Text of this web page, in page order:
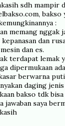
sdh mampir
:
memang
dan
dan es.
terdapat lemak
dipermukaan
berwarna
daging
bakso tdk bisa
jawaban saya